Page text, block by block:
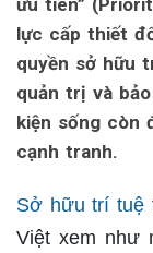
ưu tiên”
lực cấp thiết
quyền sở hữu
quản trị và
kiện sống còn
cạnh tranh.
Sở hữu trí tuệ
Việt xem như